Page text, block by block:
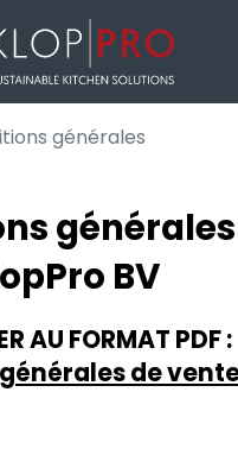
générales
BV
AU FORMAT PDF :
de